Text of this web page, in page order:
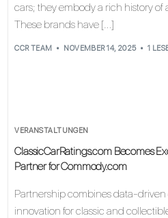
cars; they embody a rich history of
These brands have […]
CCR TEAM NOVEMBER 14, 2025 1
VERANSTALTUNGEN
ClassicCarRatings.com Becomes
Partner for Commody.com
Partnership combines data-driven
innovation for classic and